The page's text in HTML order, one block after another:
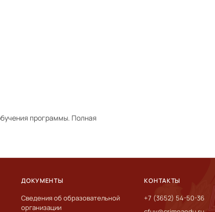
программы. Полная
ДОКУМЕНТЫ
Сведения об образовательной
организации
КОНТАКТЫ
+7 (3652) 54-50-36